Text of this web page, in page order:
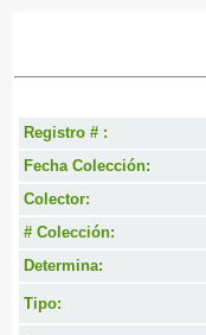
Registro # :
Fecha Colección:
Colector:
# Colección:
Determina:
Tipo: